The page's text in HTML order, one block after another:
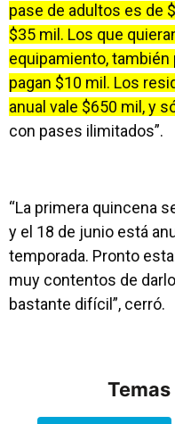
pase de adultos es de
$35 mil. Los que
equipamiento, también
pagan $10 mil. Los
anual vale $650 mil, y
con pases ilimitados”.
“La primera quincena
y el 18 de junio está
temporada. Pronto
muy contentos de
bastante difícil”, cerró.